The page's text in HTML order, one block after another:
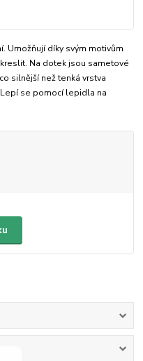
Umožňují díky svým motivům
Na dotek jsou sametové
silnější než tenká vrstva
se pomocí lepidla na